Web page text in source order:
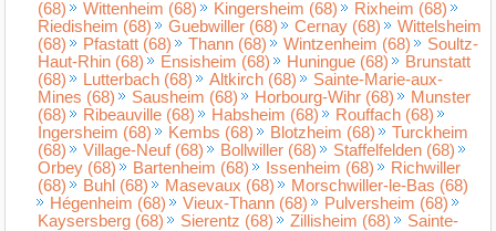
(68)
Wittenheim (68) Kingersheim (68)
Rixheim (68)
Riedisheim (68)
Guebwiller (68) Cernay (68)
Wittelsheim
(68)
Pfastatt (68) Thann (68) Wintzenheim (68)
Soultz-
Haut-Rhin (68)
Ensisheim (68) Huningue (68)
Brunstatt
(68)
Lutterbach (68) Altkirch (68)
Sainte-Marie-aux-
Mines (68)
Sausheim (68) Horbourg-Wihr (68)
Munster
(68)
Ribeauville (68) Habsheim (68)
Rouffach (68)
Ingersheim (68)
Kembs (68) Blotzheim (68)
Turckheim
(68)
Village-Neuf (68) Bollwiller (68)
Staffelfelden (68)
Orbey (68)
Bartenheim (68) Issenheim (68)
Richwiller
(68)
Buhl (68) Masevaux (68)
Morschwiller-le-Bas (68)
Hégenheim (68)
Vieux-Thann (68)
Pulversheim (68)
Kaysersberg (68)
Sierentz (68) Zillisheim (68)
Sainte-